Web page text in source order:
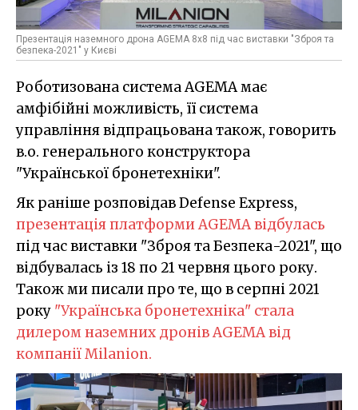
Презентація наземного дрона AGEMA 8x8 під час виставки "Зброя та
безпека-2021" у Києві
Роботизована система AGEMA має
амфібійні можливість, її система
управління відпрацьована також, говорить
в.о. генерального конструктора
"Української бронетехніки".
Як раніше розповідав Defense Express,
презентація платформи AGEMA відбулась
під час виставки "Зброя та Безпека-2021", що
відбувалась із 18 по 21 червня цього року.
Також ми писали про те, що в серпні 2021
року "Українська бронетехніка" стала
дилером наземних дронів AGEMA від
компанії Milanion.